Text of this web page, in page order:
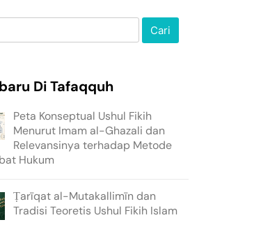
Di Tafaqquh
Peta Konseptual Ushul Fikih
Menurut Imam al-Ghazali dan
Relevansinya terhadap Metode
Hukum
Ṭarīqat al-Mutakallimīn dan
Tradisi Teoretis Ushul Fikih Islam